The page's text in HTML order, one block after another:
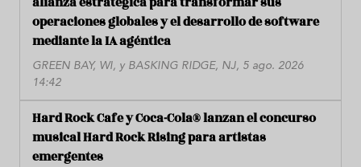
operaciones globales y el desarrollo de software
mediante la IA agéntica
GREEN BAY, WI, y BASKING RIDGE, NJ, 5 ago. 2026
14:42
Hard Rock Cafe y Coca-Cola® lanzan el concurso
musical Hard Rock Rising para artistas
emergentes